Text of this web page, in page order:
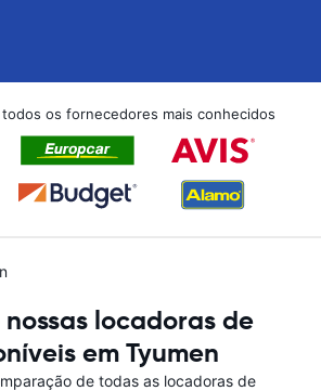
todos os fornecedores mais conhecidos
locadoras de
em Tyumen
de todas as locadoras de